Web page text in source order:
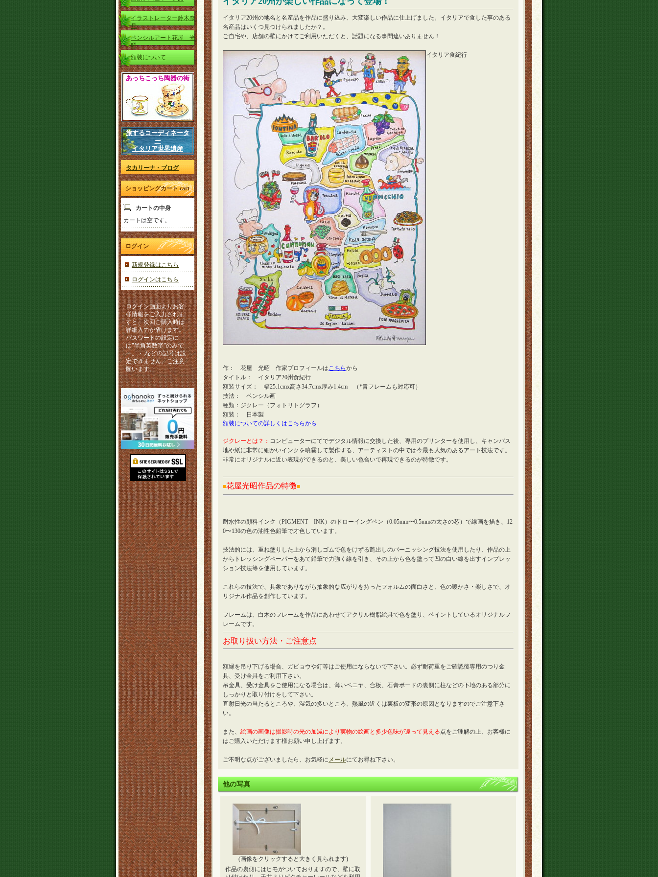
イラストレーター鈴木奈
月
ペンシルアート花屋 光
昭
額装について
あっちこっち陶器の街
旅するコーディネータ
ー
イタリア世界遺産
タカリーナ・ブログ
ショッピングカート cart
カートの中身
カートは空です。
ログイン
新規登録はこちら
ログインはこちら
ログイン画面よりお客
様情報をご入力されま
すと、次回ご購入時は
詳細入力が省けます。
パスワードの設定に
は"半角英数字”のみで
ー。・,などの記号は設
定できません。ご注意
願います。
イタリア20州の地名と名産品を作品に盛り込み、大変楽しい作品に仕上げました。イタリアで食した事のある
名産品はいくつ見つけられましたか？。
ご自宅や、店舗の壁にかけてご利用いただくと、話題になる事間違いありません！
イタリア食紀行
作： 花屋 光昭 作家プロフィールはこちらから
タイトル： イタリア20州食紀行
額装サイズ： 幅25.1cmx高さ34.7cmx厚み1.4cm （*青フレームも対応可）
技法： ペンシル画
種類：ジクレー（フォトリトグラフ）
額装： 日本製
額装についての詳しくはこちらから
ジクレーとは？： コンピューターにてでデジタル情報に交換した後、専用のプリンターを使用し、キャンバス
地や紙に非常に細かいインクを噴霧して製作する、アーティストの中では今最も人気のあるアート技法です。
非常にオリジナルに近い表現ができるのと、美しい色合いで再現できるのが特徴です。
■花屋光昭作品の特徴■
耐水性の顔料インク（PIGMENT INK）のドローイングペン（0.05mm〜0.5mmの太さの芯）で線画を描き、12
0〜130の色の油性色鉛筆で才色しています。
技法的には、重ね塗りした上から消しゴムで色をけずる艶出しのバーニッシング技法を使用したり、作品の上
からトレッシングペーパーをあて鉛筆で力強く線を引き、その上から色を塗って凹の白い線を出すインプレッ
ション技法等を使用しています。
これらの技法で、具象でありながら抽象的な広がりを持ったフォルムの面白さと、色の暖かさ・楽しさで、オ
リジナル作品を創作しています。
フレームは、白木のフレームを作品にあわせてアクリル樹脂絵具で色を塗り、ペイントしているオリジナルフ
レームです。
お取り扱い方法・ご注意点
額縁を吊り下げる場合、ガビョウや釘等はご使用にならないで下さい。必ず耐荷重をご確認後専用のつり金
具、受け金具をご利用下さい。
吊金具、受け金具をご使用になる場合は、薄いベニヤ、合板、石膏ボードの裏側に柱などの下地のある部分に
しっかりと取り付けをして下さい。
直射日光の当たるところや、湿気の多いところ、熱風の近くは裏板の変形の原因となりますのでご注意下さ
い。
また、 絵画の画像は撮影時の光の加減により実物の絵画と多少色味が違って見える点をご理解の上、お客様に
はご購入いただけます様お願い申し上げます。
ご不明な点がございましたら、お気軽に メールにてお尋ね下さい。
他の写真
(画像をクリックすると大きく見られます)
作品の裏側にはヒモがついておりますので、壁に取